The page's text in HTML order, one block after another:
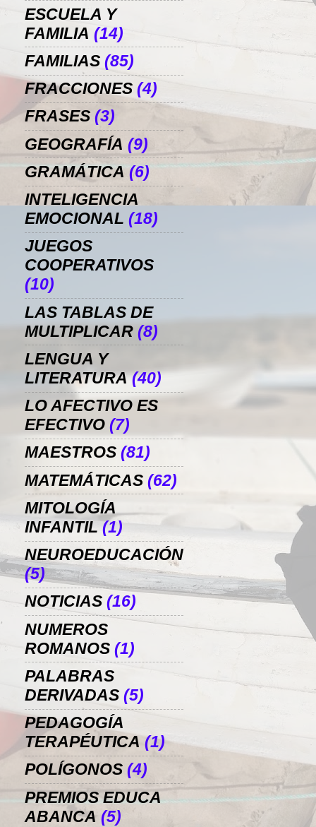
ESCUELA Y
FAMILIA (14)
FAMILIAS (85)
FRACCIONES (4)
FRASES (3)
GEOGRAFÍA (9)
GRAMÁTICA (6)
INTELIGENCIA
EMOCIONAL (18)
JUEGOS
COOPERATIVOS
(10)
LAS TABLAS DE
MULTIPLICAR (8)
LENGUA Y
LITERATURA (40)
LO AFECTIVO ES
EFECTIVO (7)
MAESTROS (81)
MATEMÁTICAS (62)
MITOLOGÍA
INFANTIL (1)
NEUROEDUCACIÓN
(5)
NOTICIAS (16)
NUMEROS
ROMANOS (1)
PALABRAS
DERIVADAS (5)
PEDAGOGÍA
TERAPÉUTICA (1)
POLÍGONOS (4)
PREMIOS EDUCA
ABANCA (5)